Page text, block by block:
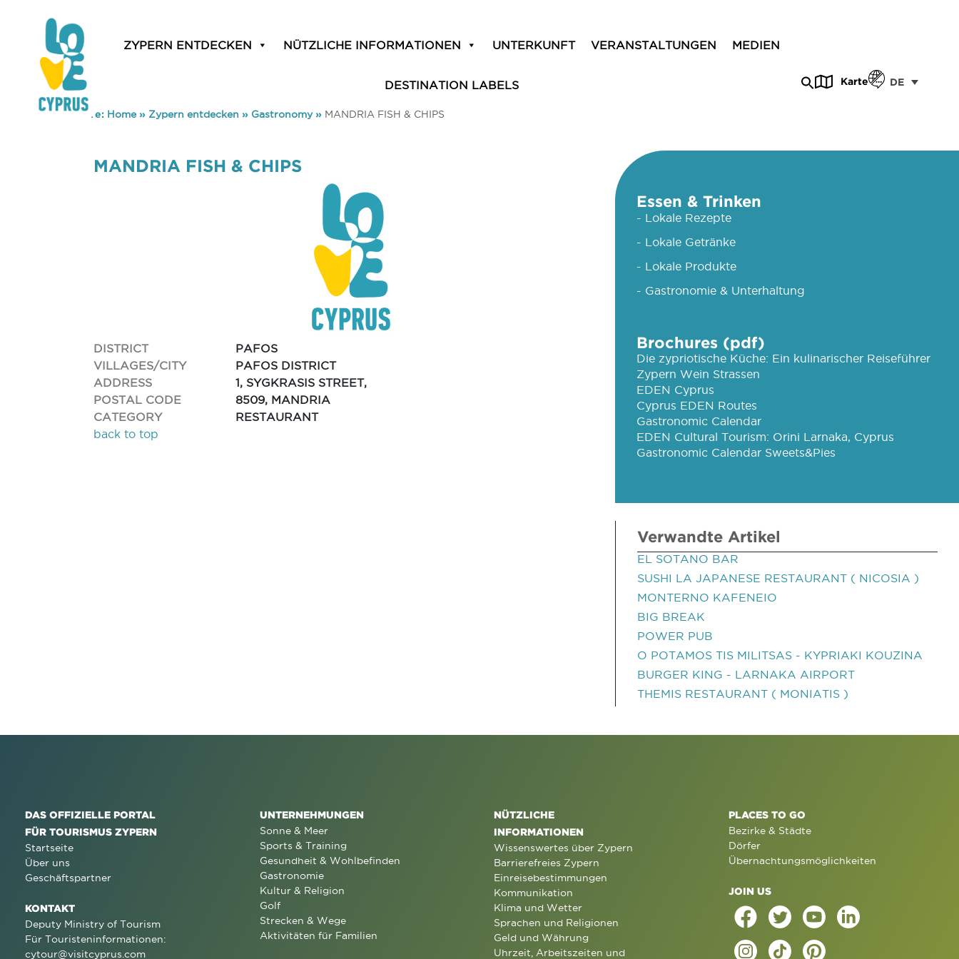
ZYPERN ENTDECKEN NÜTZLICHE INFORMATIONEN UNTERKUNFT VERANSTALTUNGEN MEDIEN
DESTINATION LABELS Karte DE
You are here: Home» Zypern entdecken » Gastronomy» MANDRIA FISH & CHIPS
MANDRIA FISH & CHIPS
DISTRICT
PAFOS
VILLAGES/CITY
PAFOS DISTRICT
ADDRESS
1, SYGKRASIS STREET,
POSTAL CODE
8509, MANDRIA
CATEGORY
RESTAURANT
back to top
Essen & Trinken
- Lokale Rezepte
- Lokale Getränke
- Lokale Produkte
- Gastronomie & Unterhaltung
Brochures (pdf)
Die zypriotische Küche: Ein kulinarischer Reiseführer
Zypern Wein Strassen
EDEN Cyprus
Cyprus EDEN Routes
Gastronomic Calendar
EDEN Cultural Tourism: Orini Larnaka, Cyprus
Gastronomic Calendar Sweets&Pies
Verwandte Artikel
EL SOTANO BAR
SUSHI LA JAPANESE RESTAURANT ( NICOSIA )
MONTERNO KAFENEIO
BIG BREAK
POWER PUB
O POTAMOS TIS MILITSAS - KYPRIAKI KOUZINA
BURGER KING - LARNAKA AIRPORT
THEMIS RESTAURANT ( MONIATIS )
DAS OFFIZIELLE PORTAL
FÜR TOURISMUS ZYPERN
Startseite
Über uns
Geschäftspartner
KONTAKT
Deputy Ministry of Tourism
Für Touristeninformationen:
cytour@visitcyprus.com
UNTERNEHMUNGEN
Sonne & Meer
Sports & Training
Gesundheit & Wohlbefinden
Gastronomie
Kultur & Religion
Golf
Strecken & Wege
Aktivitäten für Familien
NÜTZLICHE
INFORMATIONEN
Wissenswertes über Zypern
Barrierefreies Zypern
Einreisebestimmungen
Kommunikation
Klima und Wetter
Sprachen und Religionen
Geld und Währung
Uhrzeit, Arbeitszeiten und
PLACES TO GO
Bezirke & Städte
Dörfer
Übernachtungsmöglichkeiten
JOIN US